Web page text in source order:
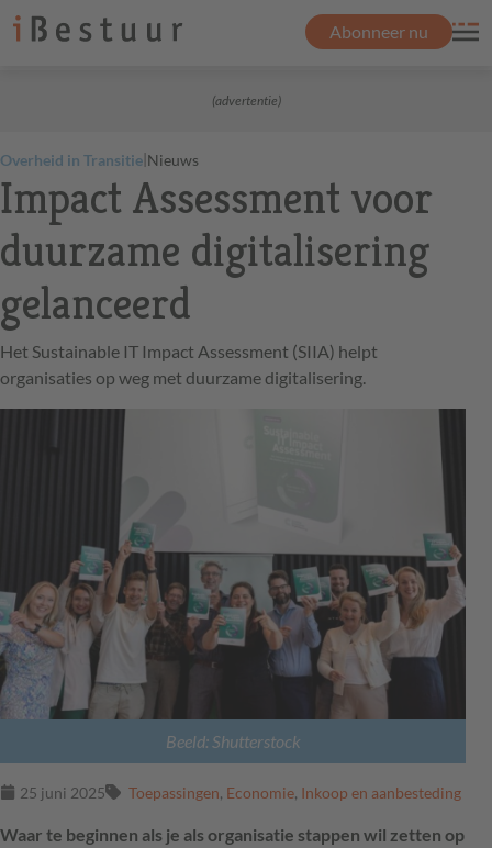
Abonneer nu
(advertentie)
Overheid in Transitie|Nieuws
Impact Assessment voor
duurzame digitalisering
gelanceerd
Het Sustainable IT Impact Assessment (SIIA) helpt
organisaties op weg met duurzame digitalisering.
Beeld: Shutterstock
25 juni 2025 Toepassingen, Economie, Inkoop en aanbesteding
Waar te beginnen als je als organisatie stappen wil zetten op